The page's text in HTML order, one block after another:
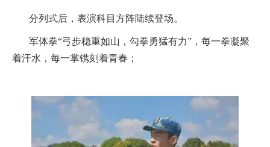
分列式后，表演科目方阵陆续登场。
军体拳“弓步稳重如山，勾拳勇猛有力”，每一拳凝聚
着汗水，每一掌镌刻着青春；